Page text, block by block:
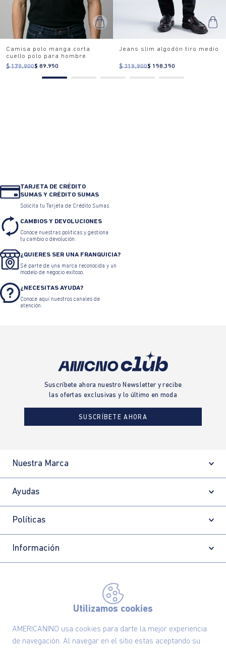
Utilizamos cookies
AMERICANINO usa cookies para darte la mejor experiencia
de navegación. Al navegar en el sitio estas aceptando su
Camisa polo manga corta
cuello polo para hombre
$ 179.900$ 89.950
Jeans slim algodón tiro medio
$ 319.900$ 158.350
TARJETA DE CRÉDITO
SUMAS Y CRÉDITO SUMAS
Solicita tu Tarjeta de Crédito Sumas
CAMBIOS Y DEVOLUCIONES
Conoce nuestras políticas y gestiona
tu cambio o devolución.
¿QUIERES SER UNA FRANQUICIA?
Sé parte de una marca reconocida y un
modelo de negocio exitoso.
¿NECESITAS AYUDA?
Conoce aquí nuestros canales de
atención.
Suscríbete ahora nuestro Newsletter y recibe
las ofertas exclusivas y lo último en moda
SUSCRÍBETE AHORA
Nuestra Marca
Ayudas
Políticas
Información